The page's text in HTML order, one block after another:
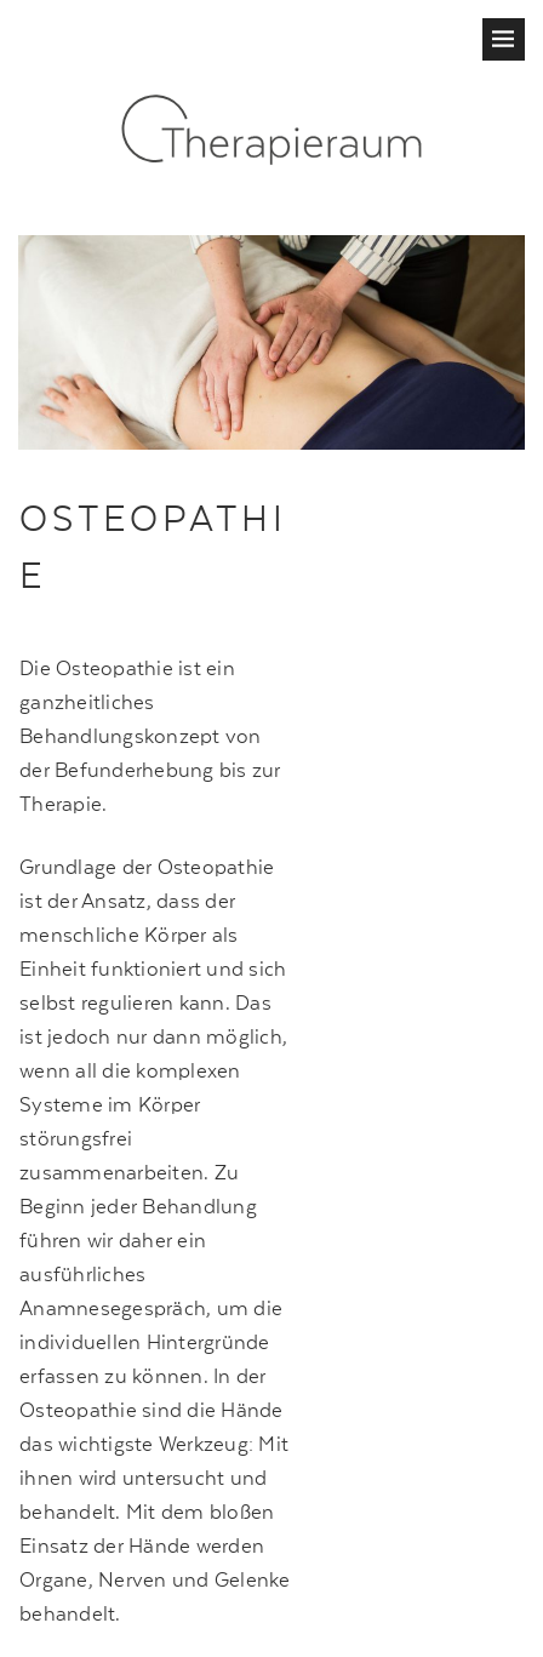
OSTEOPATHI
E
Die Osteopathie ist ein
ganzheitliches
Behandlungskonzept von
der Befunderhebung bis zur
Therapie.
Grundlage der Osteopathie
ist der Ansatz, dass der
menschliche Körper als
Einheit funktioniert und sich
selbst regulieren kann. Das
ist jedoch nur dann möglich,
wenn all die komplexen
Systeme im Körper
störungsfrei
zusammenarbeiten. Zu
Beginn jeder Behandlung
führen wir daher ein
ausführliches
Anamnesegespräch, um die
individuellen Hintergründe
erfassen zu können. In der
Osteopathie sind die Hände
das wichtigste Werkzeug: Mit
ihnen wird untersucht und
behandelt. Mit dem bloßen
Einsatz der Hände werden
Organe, Nerven und Gelenke
behandelt.